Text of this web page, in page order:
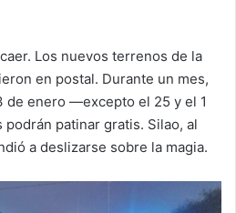
Los nuevos terrenos de la
en postal. Durante un mes,
de enero —excepto el 25 y el 1
patinar gratis. Silao, al
a deslizarse sobre la magia.